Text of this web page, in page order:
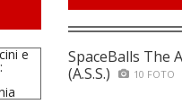
SpaceBalls The
(A.S.S.)
10 FOTO